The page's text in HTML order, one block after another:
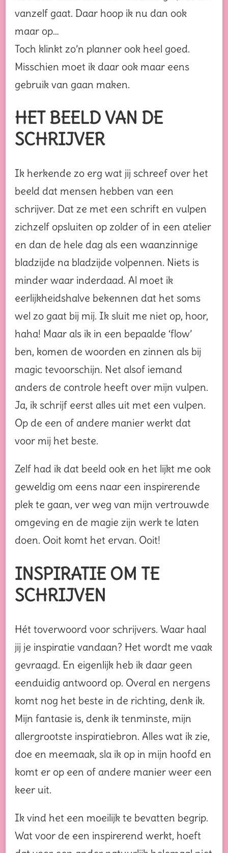
vanzelf gaat. Daar hoop ik nu dan ook
maar op…
Toch klinkt zo’n planner ook heel goed.
Misschien moet ik daar ook maar eens
gebruik van gaan maken.
HET BEELD VAN DE
SCHRIJVER
Ik herkende zo erg wat jij schreef over het
beeld dat mensen hebben van een
schrijver. Dat ze met een schrift en vulpen
zichzelf opsluiten op zolder of in een atelier
en dan de hele dag als een waanzinnige
bladzijde na bladzijde volpennen. Niets is
minder waar inderdaad. Al moet ik
eerlijkheidshalve bekennen dat het soms
wel zo gaat bij mij. Ik sluit me niet op, hoor,
haha! Maar als ik in een bepaalde ‘flow’
ben, komen de woorden en zinnen als bij
magic tevoorschijn. Net alsof iemand
anders de controle heeft over mijn vulpen.
Ja, ik schrijf eerst alles uit met een vulpen.
Op de een of andere manier werkt dat
voor mij het beste.
Zelf had ik dat beeld ook en het lijkt me ook
geweldig om eens naar een inspirerende
plek te gaan, ver weg van mijn vertrouwde
omgeving en de magie zijn werk te laten
doen. Ooit komt het ervan. Ooit!
INSPIRATIE OM TE
SCHRIJVEN
Hét toverwoord voor schrijvers. Waar haal
jij je inspiratie vandaan? Het wordt me vaak
gevraagd. En eigenlijk heb ik daar geen
eenduidig antwoord op. Overal en nergens
komt nog het beste in de richting, denk ik.
Mijn fantasie is, denk ik tenminste, mijn
allergrootste inspiratiebron. Alles wat ik zie,
doe en meemaak, sla ik op in mijn hoofd en
komt er op een of andere manier weer een
keer uit.
Ik vind het een moeilijk te bevatten begrip.
Wat voor de een inspirerend werkt, hoeft